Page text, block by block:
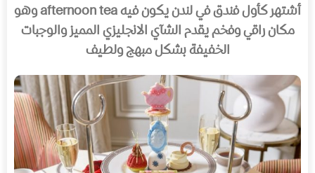
أشتهر كأول فندق في لندن يكون فيه
وهو
مكان راقي وفخم يقدم الشآي الانجليزي المميز والوجبات
الخفيفة بشكل مبهج ولطيف